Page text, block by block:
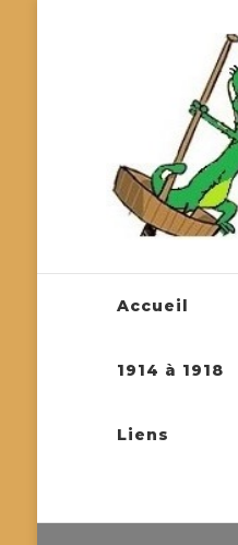
Accueil
1914 à 1918
Liens